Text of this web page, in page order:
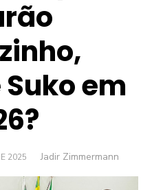
em
2025 Author
Jadir Zimmermann